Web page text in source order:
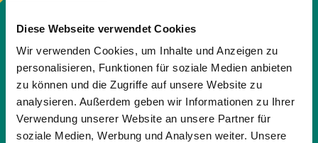
Diese Webseite verwendet Cookies
Wir verwenden Cookies, um Inhalte und Anzeigen zu
personalisieren, Funktionen für soziale Medien anbieten
zu können und die Zugriffe auf unsere Website zu
analysieren. Außerdem geben wir Informationen zu Ihrer
Verwendung unserer Website an unsere Partner für
soziale Medien, Werbung und Analysen weiter. Unsere
Buffet petit-déjeuner vitalité
Local à skis et à ski de fond avec sèche-chaussures et
station de fartage professionnelle TOKO
Boissons du minibar
Accès à l’espace bien-être
Wi-Fi gratuit dans tout l’établissement